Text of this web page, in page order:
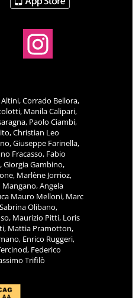
Corrado Bellora,
Manila Calipari,
Paolo Ciambi,
Christian Leo
Giuseppe Farinella,
Fracasso, Fabio
Giorgia Gambino,
Marlène Jorrioz,
Angela
Mauro Melloni, Marc
Olibano,
Maurizio Pitti, Loris
Mattia Pramotton,
Enrico Ruggeri,
Federico
Trifilò